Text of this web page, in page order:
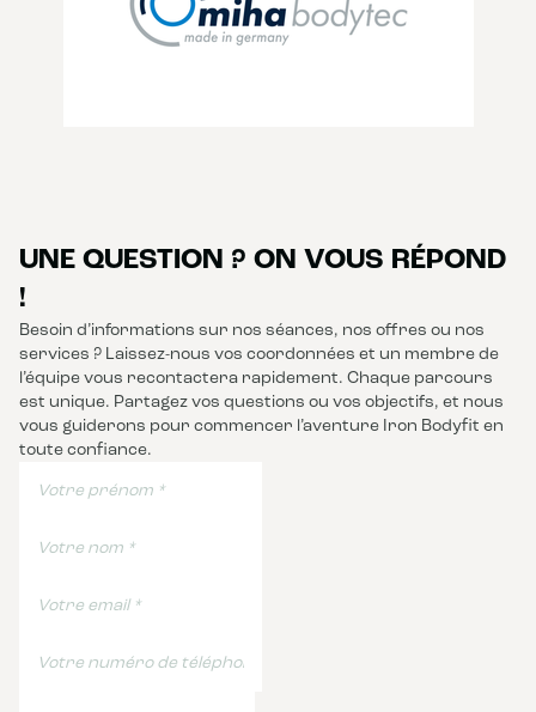
UNE QUESTION ? ON VOUS RÉPOND
!
Besoin d’informations sur nos séances, nos offres ou nos
services ? Laissez-nous vos coordonnées et un membre de
l’équipe vous recontactera rapidement. Chaque parcours
est unique. Partagez vos questions ou vos objectifs, et nous
vous guiderons pour commencer l’aventure Iron Bodyfit en
toute confiance.